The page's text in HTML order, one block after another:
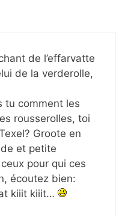
de l’effarvatte
de la verderolle,
tu comment les
rousserolles, toi
Groote en
et petite
pour qui ces
écoutez bien:
kiiit kiiit…